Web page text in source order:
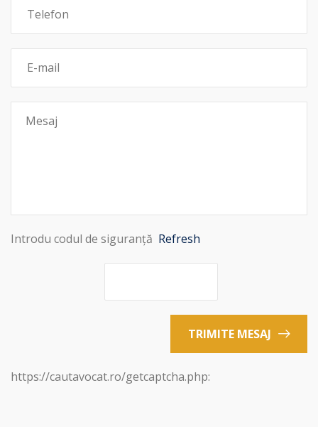
Introdu codul de siguranță Refresh
TRIMITE MESAJ
https://cautavocat.ro/getcaptcha.php: